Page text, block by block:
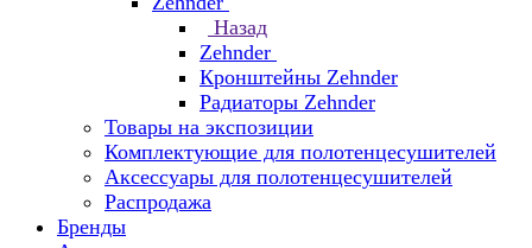
Назад
Zehnder
Кронштейны Zehnder
Радиаторы Zehnder
Товары на экспозиции
Комплектующие для полотенцесушителей
Аксессуары для полотенцесушителей
Распродажа
Бренды